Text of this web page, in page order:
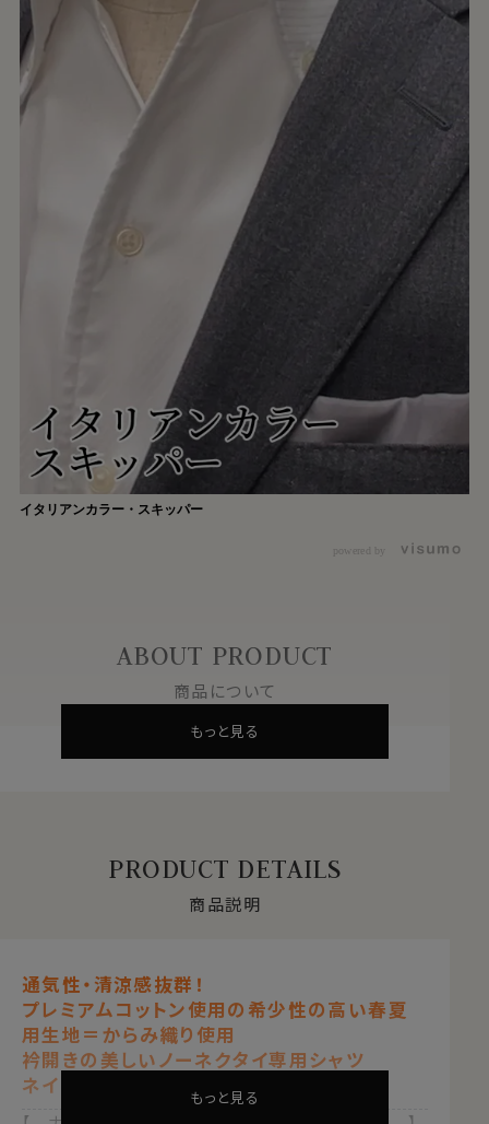
イタリアンカラー・スキッパー
powered by
ABOUT PRODUCT
商品について
もっと見る
PRODUCT DETAILS
商品説明
通気性・清涼感抜群！
プレミアムコットン使用の希少性の高い春夏
用生地＝からみ織り使用
衿開きの美しいノーネクタイ専用シャツ
ネイビーブルー 紺青もっと見る